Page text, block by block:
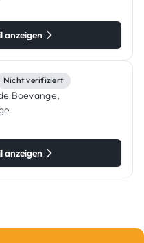
anzeigen
Nicht verifiziert
de Boevange,
anzeigen